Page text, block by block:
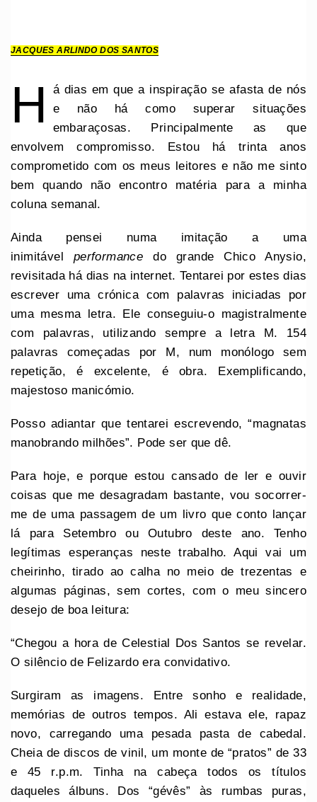
JACQUES ARLINDO DOS SANTOS
H
á dias em que a inspiração se afasta de nós
e não há como superar situações
embaraçosas. Principalmente as que
envolvem compromisso. Estou há trinta anos
comprometido com os meus leitores e não me sinto
bem quando não encontro matéria para a minha
coluna semanal.
Ainda pensei numa imitação a uma
inimitável performance do grande Chico Anysio,
revisitada há dias na internet. Tentarei por estes dias
escrever uma crónica com palavras iniciadas por
uma mesma letra. Ele conseguiu-o magistralmente
com palavras, utilizando sempre a letra M. 154
palavras começadas por M, num monólogo sem
repetição, é excelente, é obra. Exemplificando,
majestoso manicómio.
Posso adiantar que tentarei escrevendo, “magnatas
manobrando milhões”. Pode ser que dê.
Para hoje, e porque estou cansado de ler e ouvir
coisas que me desagradam bastante, vou socorrer-
me de uma passagem de um livro que conto lançar
lá para Setembro ou Outubro deste ano. Tenho
legítimas esperanças neste trabalho. Aqui vai um
cheirinho, tirado ao calha no meio de trezentas e
algumas páginas, sem cortes, com o meu sincero
desejo de boa leitura:
“Chegou a hora de Celestial Dos Santos se revelar.
O silêncio de Felizardo era convidativo.
Surgiram as imagens. Entre sonho e realidade,
memórias de outros tempos. Ali estava ele, rapaz
novo, carregando uma pesada pasta de cabedal.
Cheia de discos de vinil, um monte de “pratos” de 33
e 45 r.p.m. Tinha na cabeça todos os títulos
daqueles álbuns. Dos “gévês” às rumbas puras,